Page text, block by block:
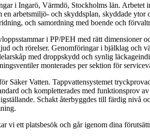
i Ingarö, Värmdö, Stockholms län. Arbetet
arbetsmiljö- och skyddsplan, skyddade
och samordning med boende och
i PP/PEH med rätt
och rörelser. Genomföringar i bjälklag och
med droppskydd och synlig
monterades per sektion för
Vatten. Tappvattensystemet
och kompletterades med funktionsprov
Schakt återbyggdes till färdig nivå
vi ett platsbesök och går igenom dina